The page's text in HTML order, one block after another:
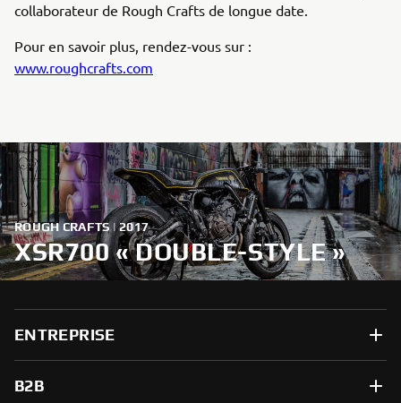
collaborateur de Rough Crafts de longue date.
Pour en savoir plus, rendez-vous sur :
www.roughcrafts.com
ROUGH CRAFTS | 2017
XSR700 « DOUBLE-STYLE »
ENTREPRISE
B2B